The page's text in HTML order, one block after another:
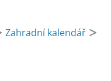
Zahradní kalendář